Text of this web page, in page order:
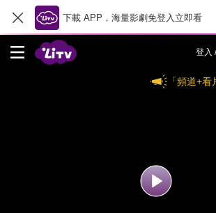
下載 APP，海量影劇免登入立即看
登入
「頻道+